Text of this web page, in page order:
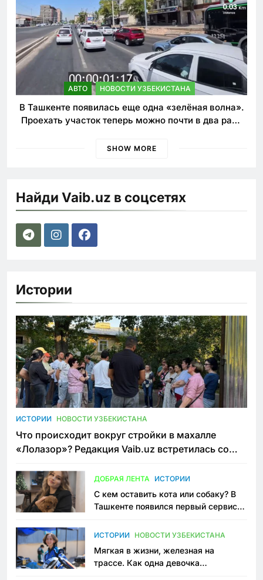
АВТО НОВОСТИ УЗБЕКИСТАНА
В Ташкенте появилась еще одна «зелёная волна».
Проехать участок теперь можно почти в два раза
SHOW MORE
Найди Vaib.uz в соцсетях
Истории
ИСТОРИИ НОВОСТИ УЗБЕКИСТАНА
Что происходит вокруг стройки в махалле
«Лолазор»? Редакция Vaib.uz встретилась со
ДОБРАЯ ЛЕНТА ИСТОРИИ
С кем оставить кота или собаку? В
Ташкенте появился первый сервис
ИСТОРИИ НОВОСТИ УЗБЕКИСТАНА
Мягкая в жизни, железная на
трассе. Как одна девочка